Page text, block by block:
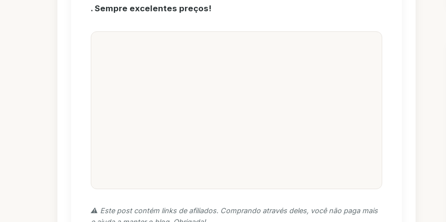
. Sempre excelentes preços!
⚠️ Este post contém links de afiliados. Comprando através deles, você não paga mais